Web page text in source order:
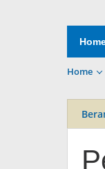
Home